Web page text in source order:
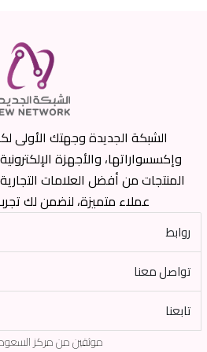
الشبكة الجديدة وجهتك الأولى
وإكسسواراتها، والأجهزة
المنتجات من أفضل العلامات
عملاء متميزة، لنضمن لك
روابط
تواصل معنا
تابعنا
موثقين من مركز